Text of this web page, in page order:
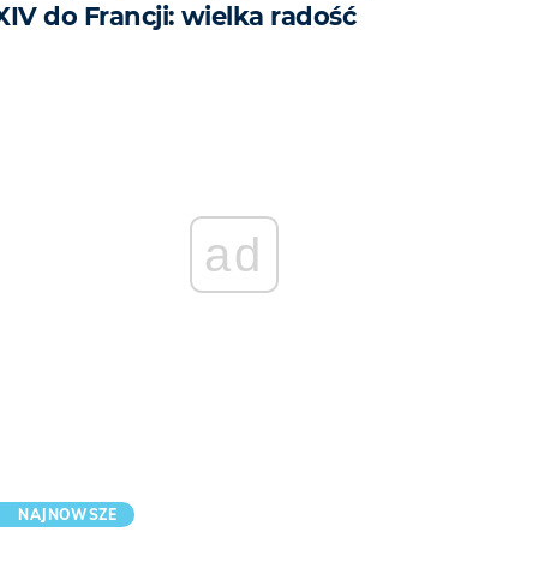
do Francji: wielka radość
ad
NAJNOWSZE